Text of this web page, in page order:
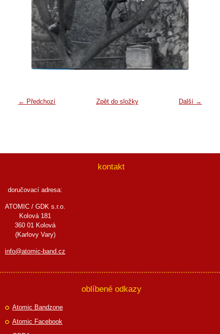
← Předchozí Další →
Zpět do složky
kontakt
doručovací adresa:
ATOMIC / GDK s.r.o.
Kolová 181
360 01 Kolová
(Karlovy Vary)
info@atomic-band.cz
oblíbené odkazy
Atomic Bandzone
Atomic Facebook